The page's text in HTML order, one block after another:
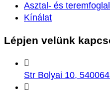
Asztal- és
Kínálat
Lépjen velünk
Str Bolyai 10,